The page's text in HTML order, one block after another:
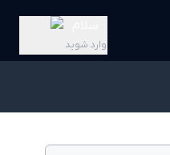
وارد شوید